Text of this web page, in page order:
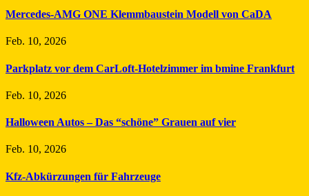
Mercedes-AMG ONE Klemmbaustein Modell von CaDA
Feb. 10, 2026
Parkplatz vor dem CarLoft-Hotelzimmer im bmine Frankfurt
Feb. 10, 2026
Halloween Autos – Das “schöne” Grauen auf vier
Feb. 10, 2026
Kfz-Abkürzungen für Fahrzeuge